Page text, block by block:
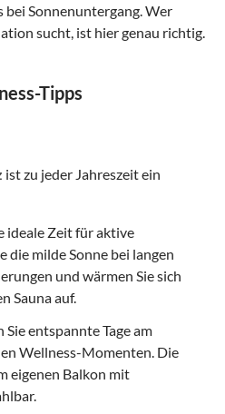
Sonnenuntergang. Wer
sucht, ist hier genau richtig.
Tipps
ist zu jeder Jahreszeit ein
ideale Zeit für aktive
die milde Sonne bei langen
und wärmen Sie sich
Sauna auf.
entspannte Tage am
Wellness-Momenten. Die
eigenen Balkon mit